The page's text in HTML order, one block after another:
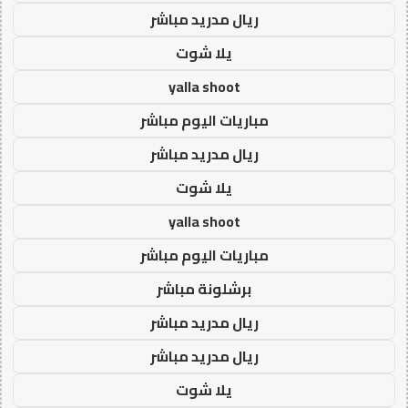
ريال مدريد مباشر
يلا شوت
yalla shoot
مباريات اليوم مباشر
ريال مدريد مباشر
يلا شوت
yalla shoot
مباريات اليوم مباشر
برشلونة مباشر
ريال مدريد مباشر
ريال مدريد مباشر
يلا شوت